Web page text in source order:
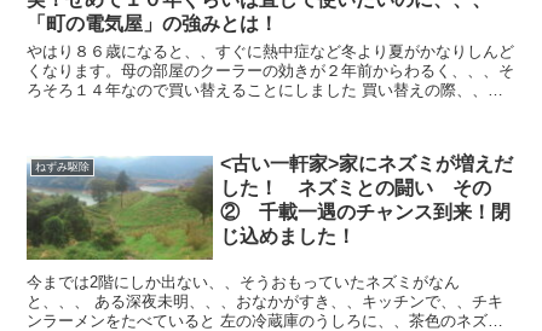
「町の電気屋」の強みとは！
やはり８６歳になると、、すぐに熱中症など冬より夏がかなりしんど
くなります。母の部屋のクーラーの効きが２年前からわるく、、、そ
ろそろ１４年なので買い替えることにしました 買い替えの際、、安
ねずみ駆除
<古い一軒家>家にネズミが増えだ
した！ ネズミとの闘い その
② 千載一遇のチャンス到来！閉
じ込めました！
今までは2階にしか出ない、、そうおもっていたネズミがなん
と、、、 ある深夜未明、、、おなかがすき、、キッチンで、、チキ
ンラーメンをたべていると 左の冷蔵庫のうしろに、、茶色のネズミ